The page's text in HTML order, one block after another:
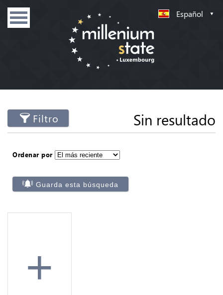
Español
Filtro Sin resultado
Ordenar por
Guarda esta búsqueda
+